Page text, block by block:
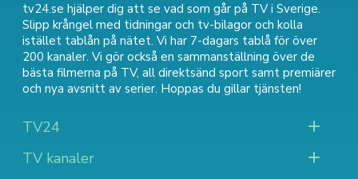
tv24.se hjälper dig att se vad som går på TV i Sverige.
Slipp krångel med tidningar och tv-bilagor och kolla
istället tablån på nätet. Vi har 7-dagars tablå för över
200 kanaler. Vi gör också en sammanställning över de
bästa filmerna på TV, all direktsänd sport samt premiärer
och nya avsnitt av serier. Hoppas du gillar tjänsten!
TV24
TV kanaler